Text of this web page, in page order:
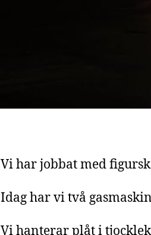
Vi har jobbat med
Idag har vi två
Vi hanterar plåt i